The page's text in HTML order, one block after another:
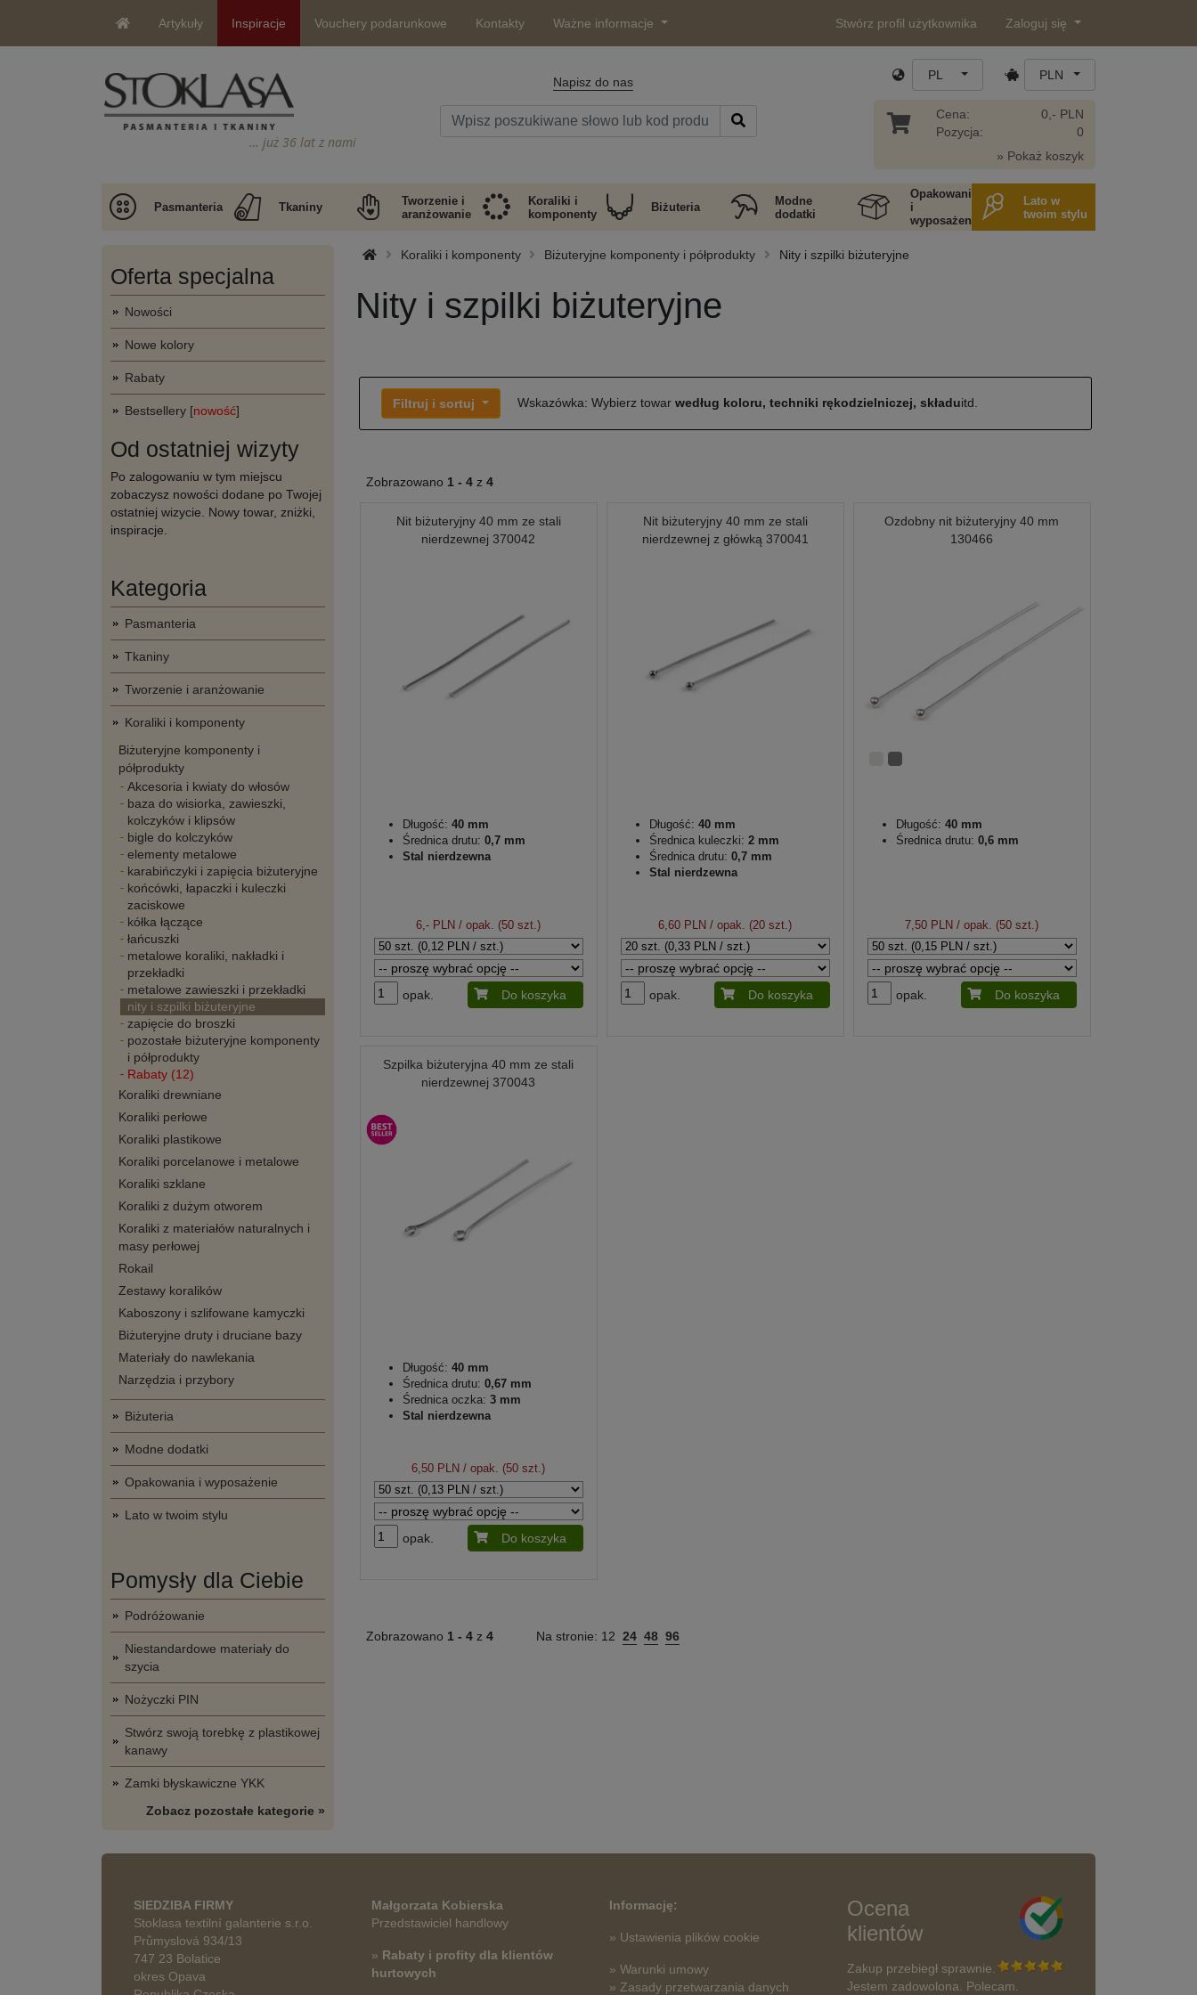
Artykuły Inspiracje Vouchery podarunkowe Kontakty Ważne informacje Stwórz profil użytkownika Zaloguj się
… już 36 lat z nami
Napisz do nas PL PLN
Cena:
Pozycja:
0,- PLN
0
» Pokaż koszyk
Pasmanteria Tkaniny
Tworzenie i
aranżowanie
Koraliki i
komponenty
Biżuteria
Modne
dodatki
Opakowania
i
wyposażenie
Lato w
twoim stylu
Oferta specjalna
Nowości
Nowe kolory
Rabaty
Bestsellery [nowość]
Od ostatniej wizyty
Po zalogowaniu w tym miejscu
zobaczysz nowości dodane po Twojej
ostatniej wizycie. Nowy towar, zniżki,
inspiracje.
Kategoria
Pasmanteria
Tkaniny
Tworzenie i aranżowanie
Koraliki i komponenty
Biżuteryjne komponenty i
półprodukty
Akcesoria i kwiaty do włosów
baza do wisiorka, zawieszki,
kolczyków i klipsów
bigle do kolczyków
elementy metalowe
karabińczyki i zapięcia biżuteryjne
końcówki, łapaczki i kuleczki
zaciskowe
kółka łączące
łańcuszki
metalowe koraliki, nakładki i
przekładki
metalowe zawieszki i przekładki
nity i szpilki biżuteryjne
zapięcie do broszki
pozostałe biżuteryjne komponenty
i półprodukty
Rabaty (12)
Koraliki drewniane
Koraliki perłowe
Koraliki plastikowe
Koraliki porcelanowe i metalowe
Koraliki szklane
Koraliki z dużym otworem
Koraliki z materiałów naturalnych i
masy perłowej
Rokail
Zestawy koralików
Kaboszony i szlifowane kamyczki
Biżuteryjne druty i druciane bazy
Materiały do nawlekania
Narzędzia i przybory
Biżuteria
Modne dodatki
Opakowania i wyposażenie
Lato w twoim stylu
Pomysły dla Ciebie
Podróżowanie
Niestandardowe materiały do
szycia
Nożyczki PIN
Stwórz swoją torebkę z plastikowej
kanawy
Zamki błyskawiczne YKK
Zobacz pozostałe kategorie »
Koraliki i komponenty Biżuteryjne komponenty i półprodukty Nity i szpilki biżuteryjne
Nity i szpilki biżuteryjne
Filtruj i sortuj Wskazówka: Wybierz towar według koloru, techniki rękodzielniczej, składuitd.
Zobrazowano 1 - 4 z 4
Nit biżuteryjny 40 mm ze stali
nierdzewnej 370042
Długość: 40 mm
Średnica drutu: 0,7 mm
Stal nierdzewna
6,- PLN / opak. (50 szt.)
opak. Do koszyka
Nit biżuteryjny 40 mm ze stali
nierdzewnej z główką 370041
Długość: 40 mm
Średnica kuleczki: 2 mm
Średnica drutu: 0,7 mm
Stal nierdzewna
6,60 PLN / opak. (20 szt.)
opak. Do koszyka
Ozdobny nit biżuteryjny 40 mm
130466
Długość: 40 mm
Średnica drutu: 0,6 mm
7,50 PLN / opak. (50 szt.)
opak. Do koszyka
Szpilka biżuteryjna 40 mm ze stali
nierdzewnej 370043
Długość: 40 mm
Średnica drutu: 0,67 mm
Średnica oczka: 3 mm
Stal nierdzewna
6,50 PLN / opak. (50 szt.)
opak. Do koszyka
Zobrazowano 1 - 4 z 4 Na stronie: 12 24 48 96
SIEDZIBA FIRMY
Stoklasa textilní galanterie s.r.o.
Průmyslová 934/13
747 23 Bolatice
okres Opava
Małgorzata Kobierska
Przedstawiciel handlowy
» Rabaty i profity dla klientów
hurtowych
Informację:
» Ustawienia plików cookie
» Warunki umowy
» Zasady przetwarzania danych
Ocena
klientów
Zakup przebiegł sprawnie.
Jestem zadowolona. Polecam.